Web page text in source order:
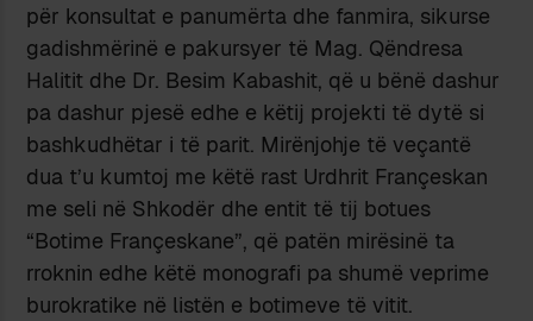
për konsultat e panumërta dhe fan­mira, sikurse
gadishmërinë e pakursyer të Mag. Qëndresa
Halitit dhe Dr. Besim Kabashit, që u bënë dashur
pa dashur pjesë edhe e këtij pro­jekti të dytë si
bashkudhëtar i të parit. Mirënjohje të veçantë
dua t’u kumtoj me këtë rast Urdhrit Françeskan
me seli në Shkodër dhe entit të tij botues
“Botime Françeskane”, që patën mirësinë ta
rroknin edhe këtë monografi pa shumë veprime
burokratike në listën e botimeve të vitit.